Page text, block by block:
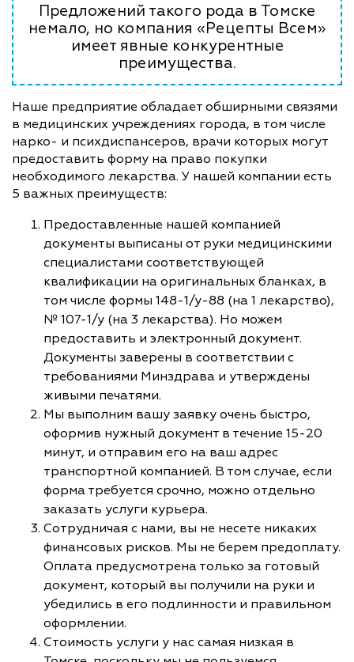
Предложений такого рода в Томске
немало, но компания «Рецепты Всем»
имеет явные конкурентные
преимущества.
Наше предприятие обладает обширными связями
в медицинских учреждениях города, в том числе
нарко- и психдиспансеров, врачи которых могут
предоставить форму на право покупки
необходимого лекарства. У нашей компании есть
5 важных преимуществ:
Предоставленные нашей компанией
документы выписаны от руки медицинскими
специалистами соответствующей
квалификации на оригинальных бланках, в
том числе формы 148-1/у-88 (на 1 лекарство),
№ 107-1/у (на 3 лекарства). Но можем
предоставить и электронный документ.
Документы заверены в соответствии с
требованиями Минздрава и утверждены
живыми печатями.
Мы выполним вашу заявку очень быстро,
оформив нужный документ в течение 15-20
минут, и отправим его на ваш адрес
транспортной компанией. В том случае, если
форма требуется срочно, можно отдельно
заказать услуги курьера.
Сотрудничая с нами, вы не несете никаких
финансовых рисков. Мы не берем предоплату.
Оплата предусмотрена только за готовый
документ, который вы получили на руки и
убедились в его подлинности и правильном
оформлении.
Стоимость услуги у нас самая низкая в